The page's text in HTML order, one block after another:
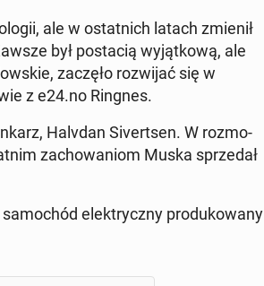
ale w ostat­nich latach zmienił
był po­sta­cią wy­jąt­ko­wą, ale
zaczęło roz­wi­jać się w
z e24.no Ringnes.
Halvdan Si­vert­sen. W roz­mo­
za­cho­wa­niom Muska sprze­dał
elek­trycz­ny pro­du­ko­wa­ny